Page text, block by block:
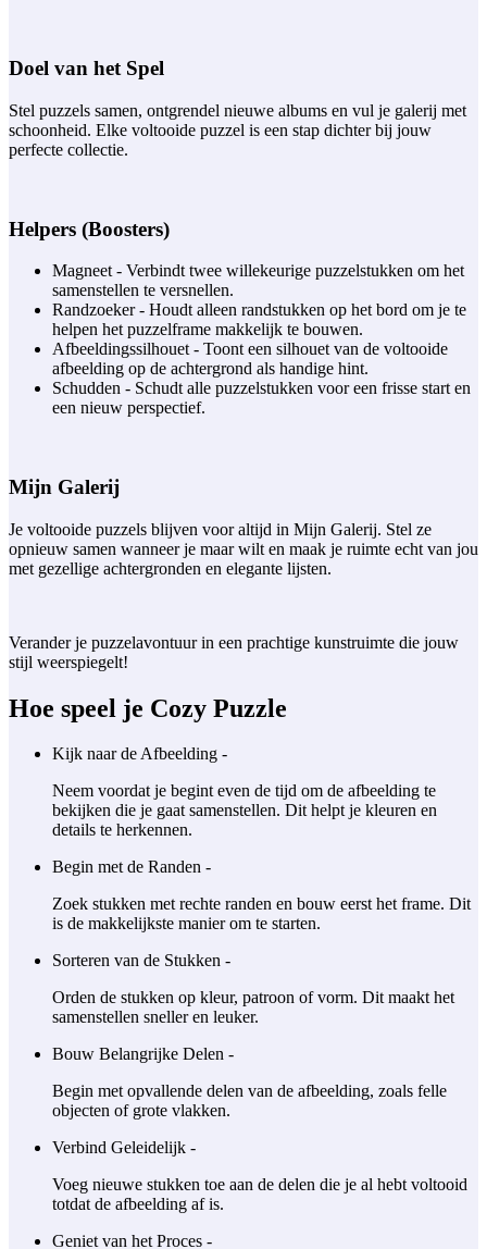
Doel van het Spel
Stel puzzels samen, ontgrendel nieuwe albums en vul je galerij met
schoonheid. Elke voltooide puzzel is een stap dichter bij jouw
perfecte collectie.
Helpers (Boosters)
Magneet - Verbindt twee willekeurige puzzelstukken om het
samenstellen te versnellen.
Randzoeker - Houdt alleen randstukken op het bord om je te
helpen het puzzelframe makkelijk te bouwen.
Afbeeldingssilhouet - Toont een silhouet van de voltooide
afbeelding op de achtergrond als handige hint.
Schudden - Schudt alle puzzelstukken voor een frisse start en
een nieuw perspectief.
Mijn Galerij
Je voltooide puzzels blijven voor altijd in Mijn Galerij. Stel ze
opnieuw samen wanneer je maar wilt en maak je ruimte echt van jou
met gezellige achtergronden en elegante lijsten.
Verander je puzzelavontuur in een prachtige kunstruimte die jouw
stijl weerspiegelt!
Hoe speel je Cozy Puzzle
Kijk naar de Afbeelding -
Neem voordat je begint even de tijd om de afbeelding te
bekijken die je gaat samenstellen. Dit helpt je kleuren en
details te herkennen.
Begin met de Randen -
Zoek stukken met rechte randen en bouw eerst het frame. Dit
is de makkelijkste manier om te starten.
Sorteren van de Stukken -
Orden de stukken op kleur, patroon of vorm. Dit maakt het
samenstellen sneller en leuker.
Bouw Belangrijke Delen -
Begin met opvallende delen van de afbeelding, zoals felle
objecten of grote vlakken.
Verbind Geleidelijk -
Voeg nieuwe stukken toe aan de delen die je al hebt voltooid
totdat de afbeelding af is.
Geniet van het Proces -